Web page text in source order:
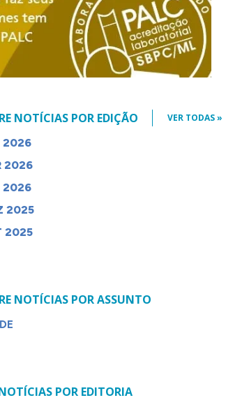
NOTÍCIAS POR EDIÇÃO VER TODAS »
2026
2026
2026
2025
2025
NOTÍCIAS POR ASSUNTO
POR EDITORIA